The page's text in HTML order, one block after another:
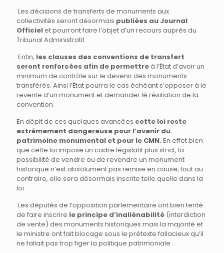
Les décisions de transferts de monuments aux
collectivités seront désormais publiées au Journal
Officielet pourront faire l’objet d’un recours auprès du
Tribunal Administratif.
Enfin, les clauses des conventions de transfert
seront renforcées afin de permettreà l’État d’avoir un
minimum de contrôle sur le devenir des monuments
transférés. Ainsi l’État pourra le cas échéant s’opposer à le
revente d’un monument et demander lé résiliation de la
convention.
En dépit de ces quelques avancées cette loi reste
extrêmement dangereuse pour l’avenir du
patrimoine monumental et pour le CMN. En effet bien
que cette loi impose un cadre législatif plus strict, la
possibilité de vendre ou de revendre un monument
historique n’est absolument pas remise en cause, tout au
contraire, elle sera désormais inscrite telle quelle dans la
loi.
Les députés de l’opposition parlementaire ont bien tenté
de faire inscrire le principe d’inaliénabilité (interdiction
de vente) des monuments historiques mais la majorité et
le ministre ont fait blocage sous le prétexte fallacieux qu’il
ne fallait pas trop figer la politique patrimoniale.